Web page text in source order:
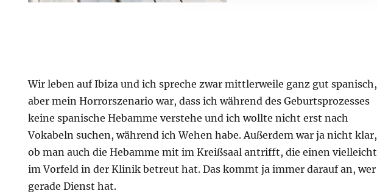
Wir leben auf Ibiza und ich spreche zwar mittlerweile ganz gut spanisch,
aber mein Horrorszenario war, dass ich während des Geburtsprozesses
keine spanische Hebamme verstehe und ich wollte nicht erst nach
Vokabeln suchen, während ich Wehen habe. Außerdem war ja nicht klar,
ob man auch die Hebamme mit im Kreißsaal antrifft, die einen vielleicht
im Vorfeld in der Klinik betreut hat. Das kommt ja immer darauf an, wer
gerade Dienst hat.